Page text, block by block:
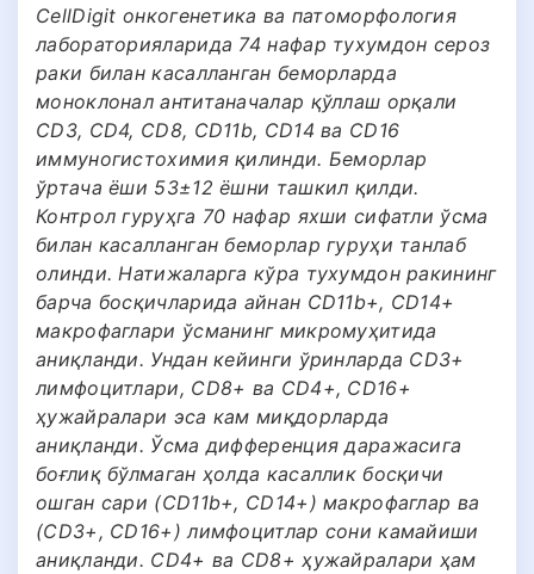
CellDigit онкогенетика ва патоморфология
лабораторияларида 74 нафар тухумдон сероз
раки билан касалланган беморларда
моноклонал антитаначалар қўллаш орқали
CD3, CD4, CD8, CD11b, CD14 ва CD16
иммуногистохимия қилинди. Беморлар
ўртача ёши 53±12 ёшни ташкил қилди.
Контрол гуруҳга 70 нафар яхши сифатли ўсма
билан касалланган беморлар гуруҳи танлаб
олинди. Натижаларга кўра тухумдон ракининг
барча босқичларида айнан CD11b+, CD14+
макрофаглари ўсманинг микромуҳитида
аниқланди. Ундан кейинги ўринларда CD3+
лимфоцитлари, CD8+ ва CD4+, CD16+
ҳужайралари эса кам миқдорларда
аниқланди. Ўсма дифференция даражасига
боғлиқ бўлмаган ҳолда касаллик босқичи
ошган сари (CD11b+, CD14+) макрофаглар ва
(CD3+, CD16+) лимфоцитлар сони камайиши
аниқланди. CD4+ ва CD8+ ҳужайралари ҳам